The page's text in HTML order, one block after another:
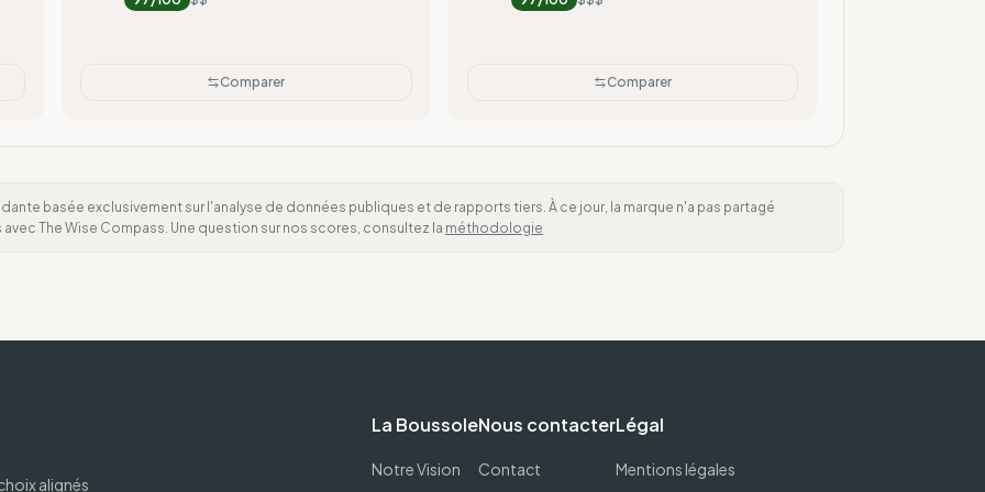
Comparer Comparer
basée exclusivement sur l'analyse de données publiques et de rapports tiers. À ce jour, la marque n'a pas partagé
The Wise Compass. Une question sur nos scores, consultez la méthodologie
alignés
La Boussole
Notre Vision
Nous contacter
Contact
Légal
Mentions légales